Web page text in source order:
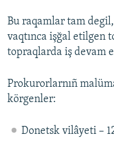
Bu raqamlar tam
vaqtınca işğal etilgen
topraqlarda iş devam
Prokurorlarnıñ
körgenler:
Donetsk vilâyeti –